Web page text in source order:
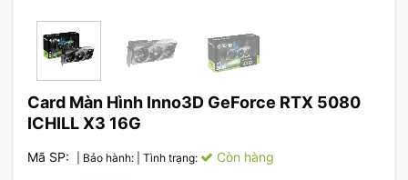
Card Màn Hình Inno3D GeForce RTX 5080
ICHILL X3 16G
Mã SP: | Bảo hành: | Tình trạng: Còn hàng